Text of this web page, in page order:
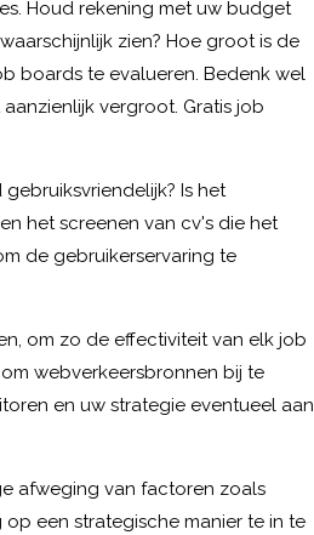
Houd rekening met uw budget
zien? Hoe groot is de
boards te evalueren. Bedenk wel
vergroot. Gratis job
Is het
het screenen van cv's die het
de gebruikerservaring te
om zo de effectiviteit van elk job
webverkeersbronnen bij te
en uw strategie eventueel aan
afweging van factoren zoals
een strategische manier te in te